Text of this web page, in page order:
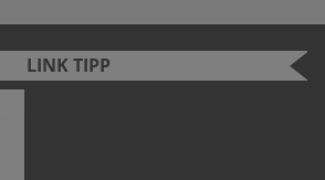
LINK TIPP